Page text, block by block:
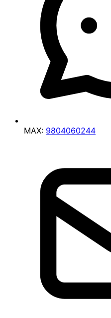
MAX: 9804060244